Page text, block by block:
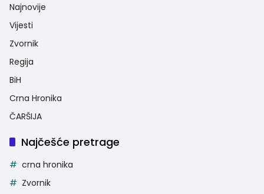
Najnovije
Vijesti
Zvornik
Regija
BiH
Crna Hronika
ČARŠIJA
Najčešće pretrage
crna hronika
Zvornik